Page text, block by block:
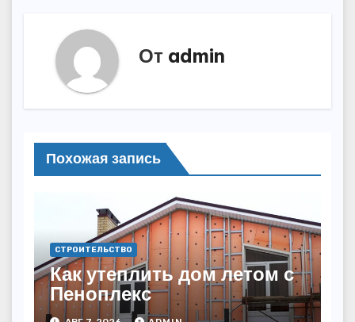
От admin
Похожая запись
СТРОИТЕЛЬСТВО
Как утеплить дом летом с
Пеноплекс